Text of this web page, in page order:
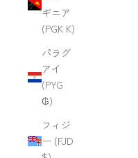
ギニア
(PGK K)
パラグ
アイ
(PYG
₲)
フィジ
ー (FJD